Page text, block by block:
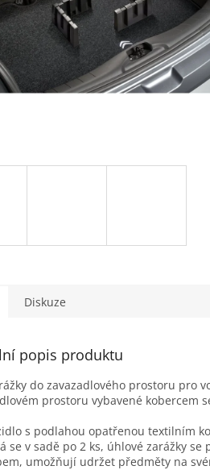
Diskuze
popis produktu
do zavazadlového prostoru pro
prostoru vybavené kobercem
s podlahou opatřenou textilním
se v sadě po 2 ks, úhlové zarážky
umožňují udržet předměty na